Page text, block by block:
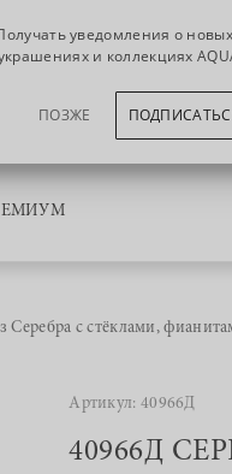
Серебра с стёклами,
Артикул: 40966Д
40966Д
уведомления о новых
и коллекциях
ПОЗЖЕ